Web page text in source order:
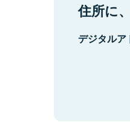
住所に
デジタルア